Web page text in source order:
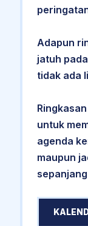
Adapun
jatuh
tidak ada
untuk
agenda
maupun